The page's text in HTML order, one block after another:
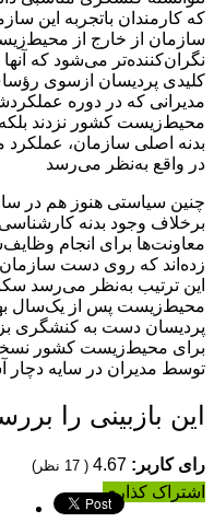
که کارمندان باتجربه این
سازمان از خارج از
نگران‌کننده‌تر می‌شود که
کلیدی پردیسان ازسوی
مدیرانی که در دوره
محیط‌زیست کشور نزدند بلکه
بدنه اصلی سازمان،
در واقع به‌نظر می‌رسد
چنین سیاستی هنوز هم در
برخلاف وجود بدنه
معاونت‌ها برای انجام
زده‌اند که روی دست
این ترتیب به‌نظر می‌رسد
محیط‌زیست پس از یک‌سال
پردیسان دست به کنشگری
برای محیط‌زیست کشور
توسط مدیران در سایه
این بازبینی را
رای کاربر: 4.67
(
17 نظر)
اشتراک کذاری